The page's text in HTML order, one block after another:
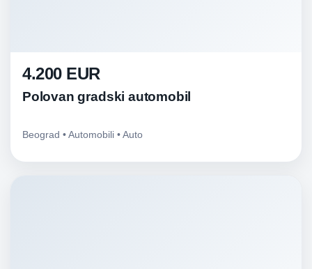
4.200 EUR
Polovan gradski automobil
Beograd • Automobili • Auto